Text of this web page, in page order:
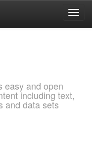
easy and open
including text,
and data sets